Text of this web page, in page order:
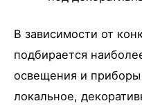
В зависимости от
подбирается
освещения и
локальное,